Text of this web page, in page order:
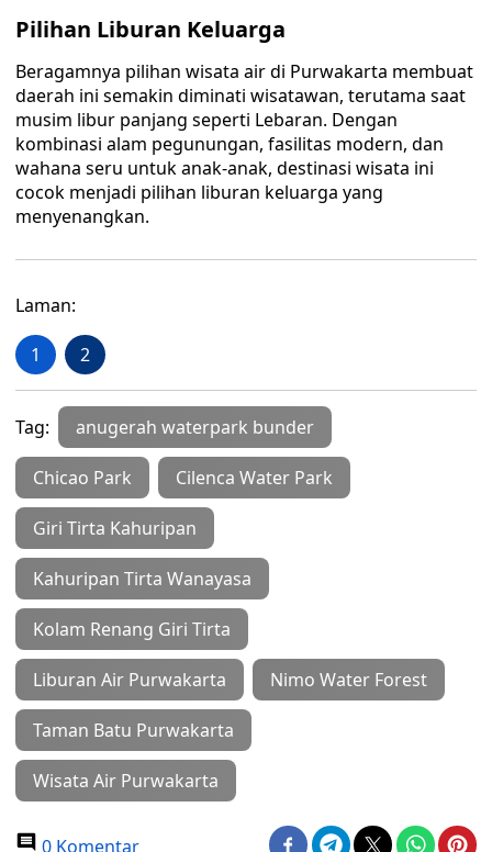
Pilihan Liburan Keluarga
Beragamnya pilihan wisata air di Purwakarta membuat
daerah ini semakin diminati wisatawan, terutama saat
musim libur panjang seperti Lebaran. Dengan
kombinasi alam pegunungan, fasilitas modern, dan
wahana seru untuk anak-anak, destinasi wisata ini
cocok menjadi pilihan liburan keluarga yang
menyenangkan.
Laman:
1 2
Tag: anugerah waterpark bunder
Chicao Park Cilenca Water Park
Giri Tirta Kahuripan
Kahuripan Tirta Wanayasa
Kolam Renang Giri Tirta
Liburan Air Purwakarta Nimo Water Forest
Taman Batu Purwakarta
Wisata Air Purwakarta
0 Komentar